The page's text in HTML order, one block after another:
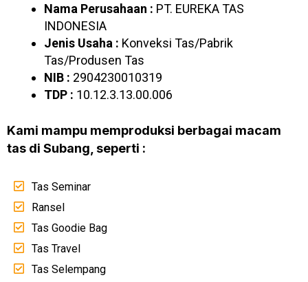
Nama Perusahaan : PT. EUREKA TAS
INDONESIA
Jenis Usaha : Konveksi Tas/Pabrik
Tas/Produsen Tas
NIB : 2904230010319
TDP : 10.12.3.13.00.006
Kami mampu memproduksi berbagai macam
tas di Subang, seperti :
Tas Seminar
Ransel
Tas Goodie Bag
Tas Travel
Tas Selempang